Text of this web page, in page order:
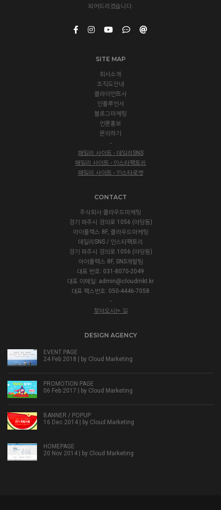
되어드리겠습니다.
SITE MAP
회사소개
조직도안내
클라이언트사
인플루언서
블로그마케팅
언론홍보
문의하기
-
패밀리 사이트 - 데일리SNS
패밀리 사이트 - 인스타팩토리
패밀리 사이트 - 인스타로켓
CONTACT
주식회사 클라우드마케팅
경기 파주시 경의로 1056 (야당동)
아이플렉스 8F, 클라우드마케팅
데일리SNS / 인스타팩토리
경기 파주시 경의로 1056 (야당동)
아이플렉스 8F, SNS개발팀
대표 번호: 031-8070-2049
대표 이메일: admin@cloudmkt.kr
대표 팩스번호: 050-4446-7058
-
찾아오시는 길
DESIGN AGENCY
EVENT PAGE
24 Feb 2018 | by Cloud Marketing
PROMOTION PAGE
06 Feb 2017 | by Cloud Marketing
BANNER / POPUP
16 Dec 2014 | by Cloud Marketing
HOMEPAGE
20 Nov 2014 | by Cloud Marketing